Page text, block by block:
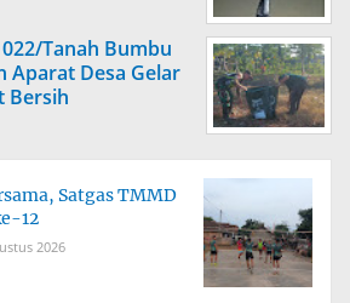
Tanah Bumbu
Aparat Desa Gelar
Bersih
Satgas TMMD
12
2026